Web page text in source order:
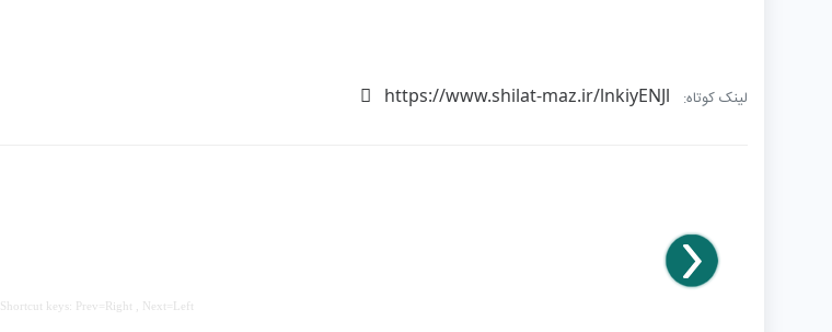
لینک کوتاه: https://www.shilat-maz.ir/lnkiyENJl
Shortcut keys: Prev=Right , Next=Left